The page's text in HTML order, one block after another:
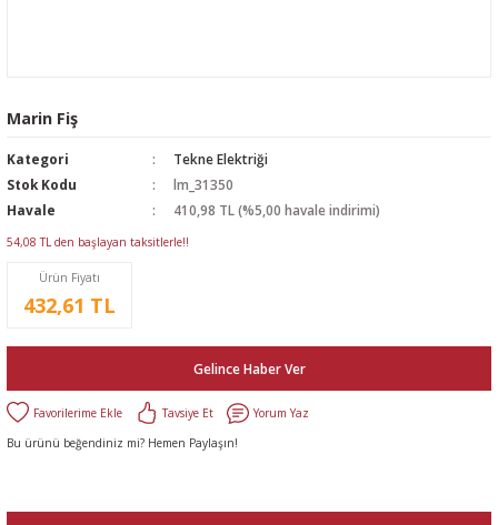
Marin Fiş
Kategori
Tekne Elektriği
Stok Kodu
lm_31350
Havale
410,98 TL (%5,00 havale indirimi)
54,08 TL den başlayan taksitlerle!!
Ürün Fiyatı
432,61 TL
Gelince Haber Ver
Tavsiye Et
Yorum Yaz
Bu ürünü beğendiniz mi? Hemen Paylaşın!